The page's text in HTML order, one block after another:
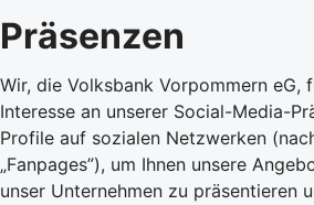
Präsenzen
Wir, die Volksbank Vorpommern eG,
Interesse an unserer Social-Media-
Profile auf sozialen Netzwerken
„Fanpages”), um Ihnen unsere
unser Unternehmen zu präsentieren